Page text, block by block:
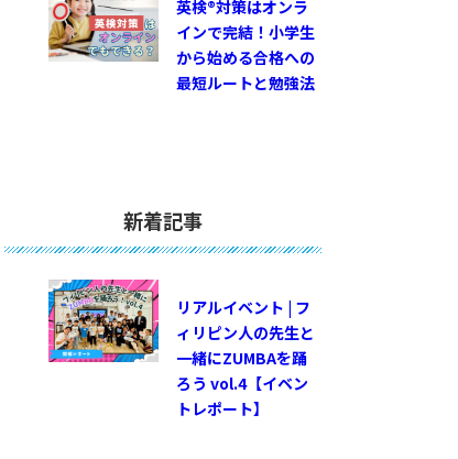
英検®対策はオンラ
インで完結！小学生
から始める合格への
最短ルートと勉強法
新着記事
リアルイベント | フ
ィリピン人の先生と
一緒にZUMBAを踊
ろう vol.4【イベン
トレポート】